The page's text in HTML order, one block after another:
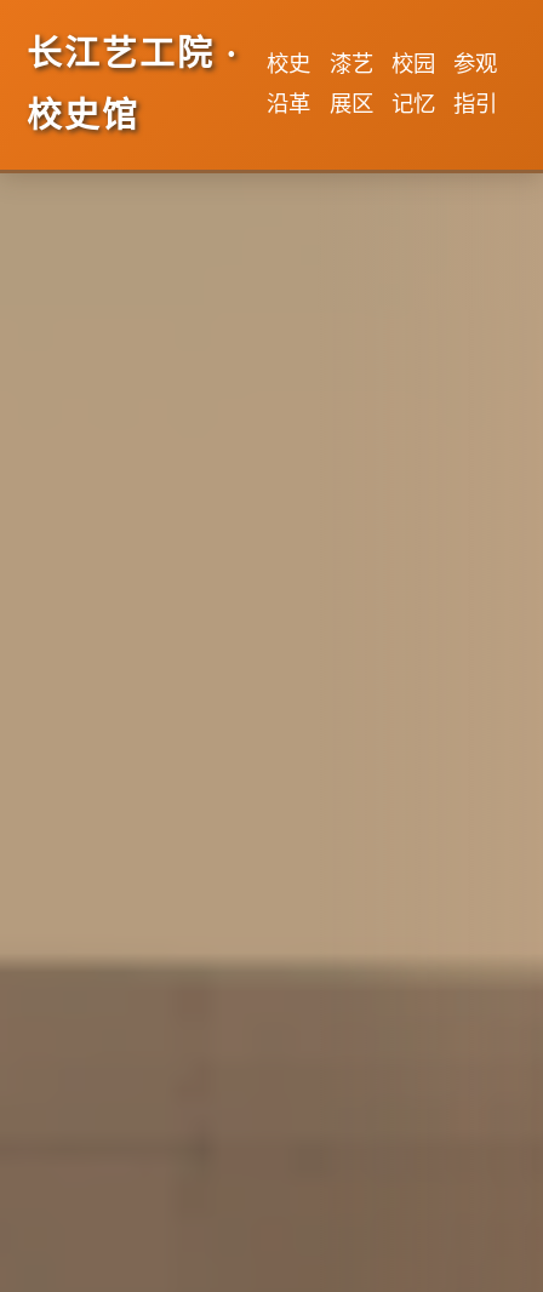
长江艺工院 ·
校史馆
校史
沿革
漆艺
展区
校园
记忆
参观
指引